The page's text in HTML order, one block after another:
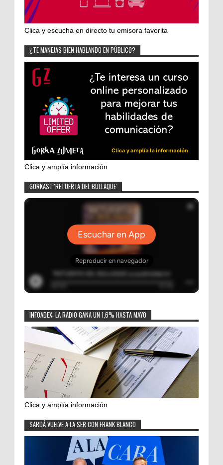
Clica y escucha en directo tu emisora favorita
¿TE MANEJAS BIEN HABLANDO EN PÚBLICO?
Clica y amplía información
GORKAST 'RETUERTA DEL BULLAQUE'
INFOADEX: LA RADIO GANA UN 1,6% HASTA MAYO
Clica y amplía información
SARDÁ VUELVE A LA SER CON FRANK BLANCO